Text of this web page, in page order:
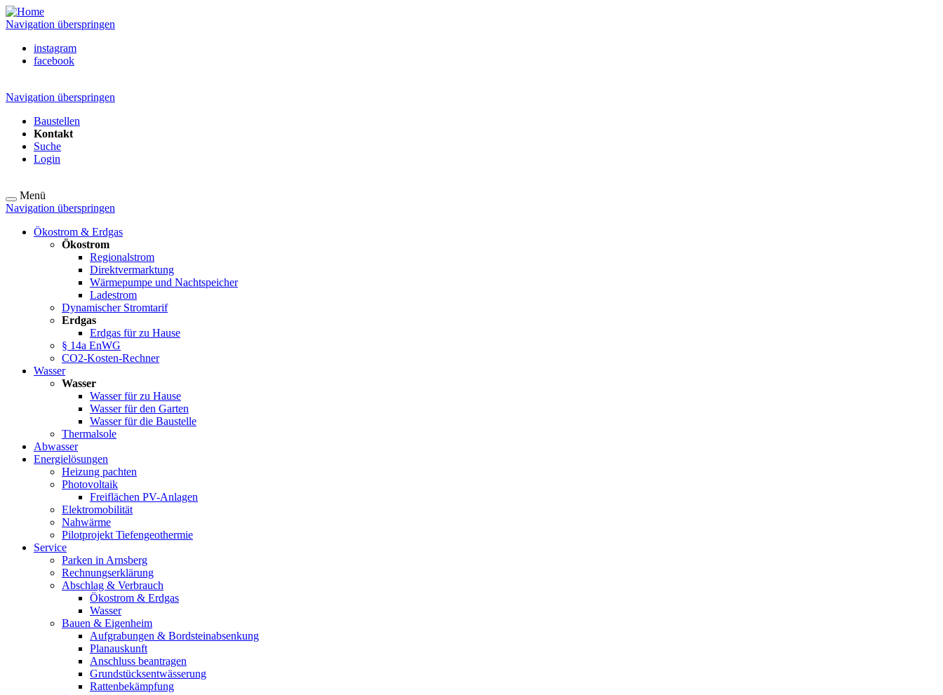
Navigation überspringen
instagram
facebook
Navigation überspringen
Baustellen
Kontakt
Suche
Login
Menü
Navigation überspringen
Ökostrom & Erdgas
Ökostrom
Regionalstrom
Direktvermarktung
Wärmepumpe und Nachtspeicher
Ladestrom
Dynamischer Stromtarif
Erdgas
Erdgas für zu Hause
§ 14a EnWG
CO2-Kosten-Rechner
Wasser
Wasser
Wasser für zu Hause
Wasser für den Garten
Wasser für die Baustelle
Thermalsole
Abwasser
Energielösungen
Heizung pachten
Photovoltaik
Freiflächen PV-Anlagen
Elektromobilität
Nahwärme
Pilotprojekt Tiefengeothermie
Service
Parken in Arnsberg
Rechnungserklärung
Abschlag & Verbrauch
Ökostrom & Erdgas
Wasser
Bauen & Eigenheim
Aufgrabungen & Bordsteinabsenkung
Planauskunft
Anschluss beantragen
Grundstücksentwässerung
Rattenbekämpfung